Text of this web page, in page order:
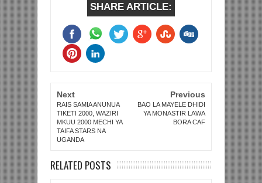
SHARE ARTICLE:
Next
RAIS SAMIA ANUNUA
TIKETI 2000, WAZIRI
MKUU 2000 MECHI YA
TAIFA STARS NA
UGANDA
Previous
BAO LA MAYELE DHIDI
YA MONASTIR LAWA
BORA CAF
RELATED POSTS